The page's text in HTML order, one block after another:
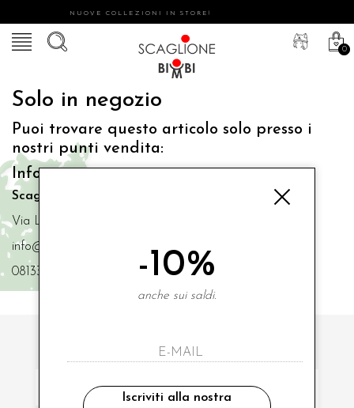
NUOVE COLLEZIONI IN STORE!
0
Solo in negozio
Puoi trovare questo articolo solo presso i
nostri punti vendita:
Info contatti
Scaglione Bimbi di Iacono Maria Angela
Via Luigi Mazzella,73 80077 Ischia
info@scaglionebimbi.com
0813331162
ISCRIVITI ALLA NOSTRA NEWSLETTER
-10%
anche sui saldi.
Iscriviti alla nostra